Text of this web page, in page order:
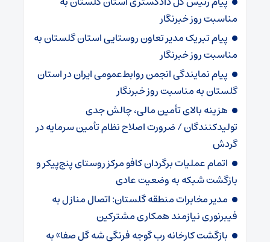
مناسبت روز خبرنگار
پیام تبریک مدیر تعاون روستایی استان گلستان به
مناسبت روز خبرنگار
پیام نمایندگی انجمن روابط‌عمومی ایران در استان
گلستان به مناسبت روز خبرنگار
هزینه بالای تأمین مالی، چالش جدی
تولیدکنندگان / ضرورت اصلاح نظام تأمین سرمایه در
گردش
اتمام عملیات برگردان کافو مرکز روستای پنج‌پیکر و
بازگشت شبکه به وضعیت عادی
مدیر مخابرات منطقه گلستان: اتصال منازل به
فیبرنوری نیازمند همکاری مشترکین
بازگشت کارخانه رب گوجه فرنگی شه گل صفا» به